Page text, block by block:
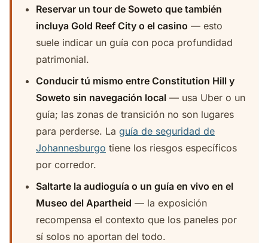
Reservar un tour de Soweto que también
incluya Gold Reef City o el casino — esto
suele indicar un guía con poca profundidad
patrimonial.
Conducir tú mismo entre Constitution Hill y
Soweto sin navegación local — usa Uber o un
guía; las zonas de transición no son lugares
para perderse. La guía de seguridad de
Johannesburgo tiene los riesgos específicos
por corredor.
Saltarte la audioguía o un guía en vivo en el
Museo del Apartheid — la exposición
recompensa el contexto que los paneles por
sí solos no aportan del todo.